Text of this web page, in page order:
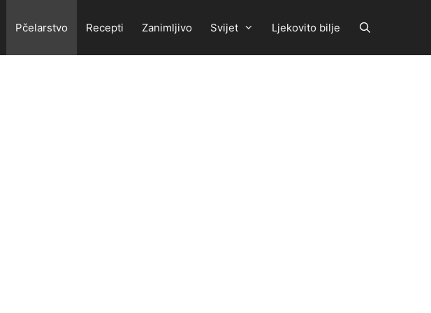
Pčelarstvo Recepti Zanimljivo Svijet Ljekovito bilje